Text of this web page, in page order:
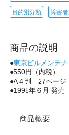
目的別分類 障害者
商品の説明
●東京ビルメンテ
●550円（内税）
●A４判 27ページ
●1995年６月 発売
商品概要